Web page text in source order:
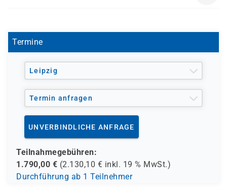
Termine
Leipzig
Termin anfragen
UNVERBINDLICHE ANFRAGE
Teilnahmegebühren:
1.790,00 € (2.130,10 € inkl. 19 % MwSt.)
Durchführung ab 1 Teilnehmer